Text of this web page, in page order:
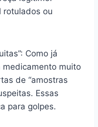
rotulados ou
Como já
muito
de “amostras
Essas
para golpes.